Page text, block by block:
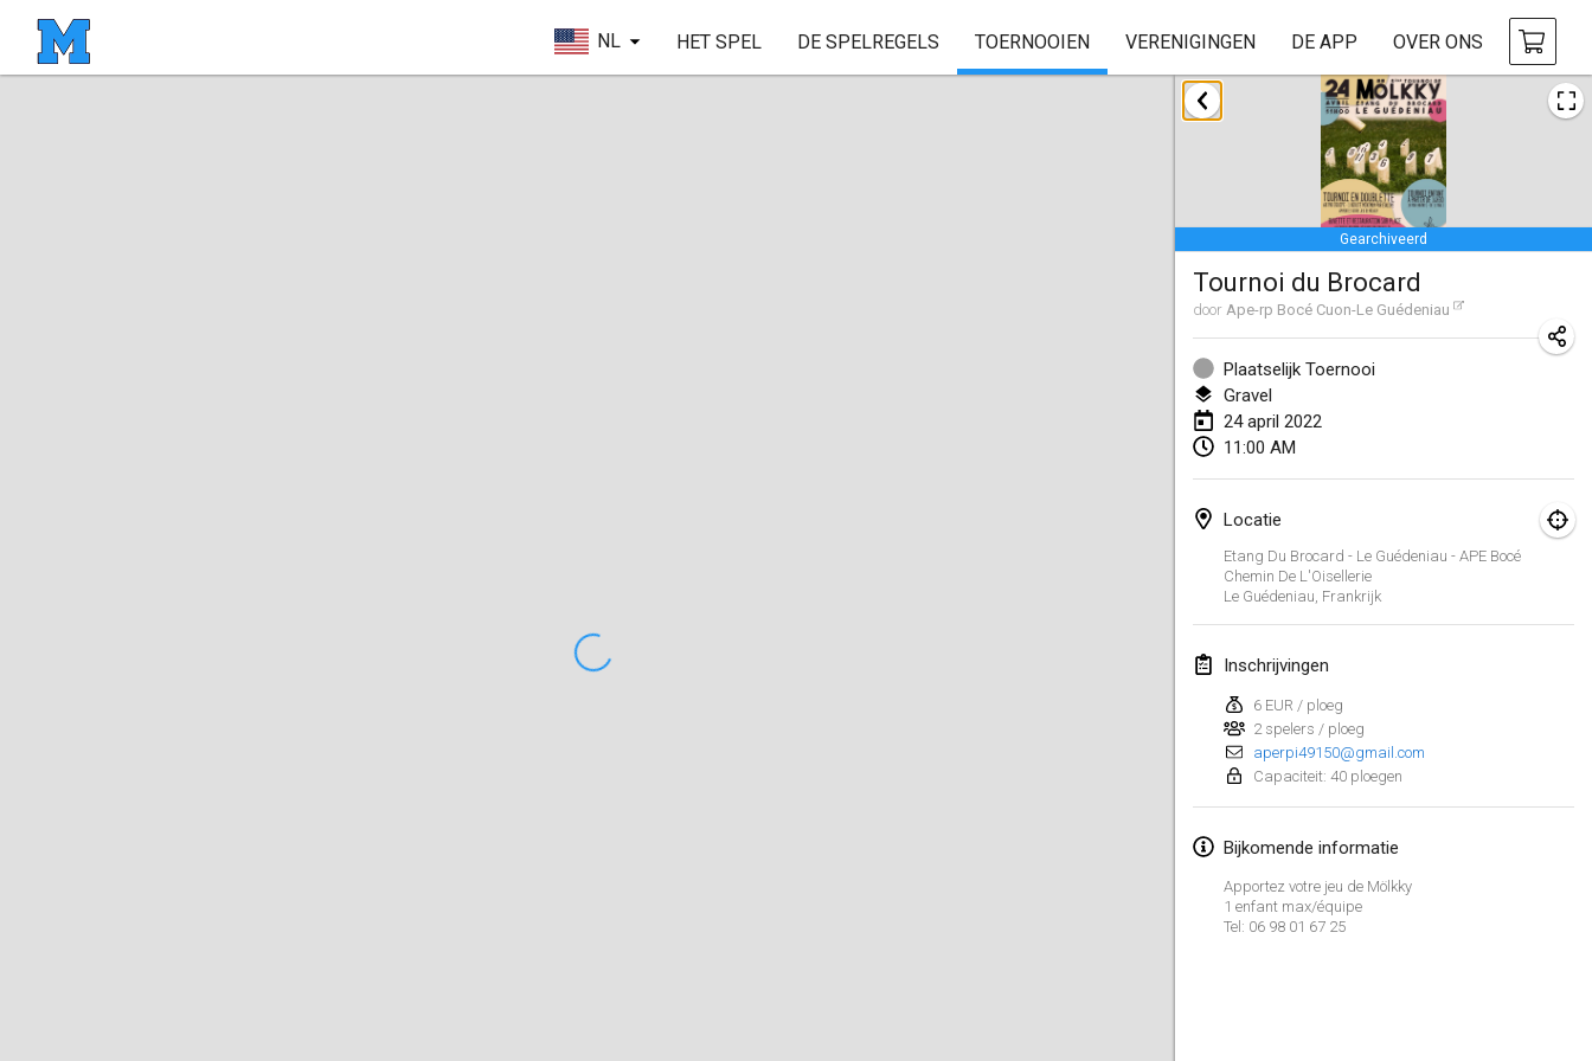
NL HET SPEL DE SPELREGELS TOERNOOIEN VERENIGINGEN DE APP OVER ONS
Gearchiveerd
Tournoi du Brocard
door Ape-rp Bocé Cuon-Le Guédeniau
Plaatselijk Toernooi
Gravel
24 april 2022
11:00 AM
Locatie
Etang Du Brocard - Le Guédeniau - APE Bocé
Chemin De L'Oisellerie
Le Guédeniau Frankrijk
Inschrijvingen
6 EUR / ploeg
2 spelers / ploeg
aperpi49150@gmail.com
Capaciteit: 40 ploegen
Bijkomende informatie
Apportez votre jeu de Mölkky
1 enfant max/équipe
Tel: 06 98 01 67 25
januari 2022
GEANNULEERD
Tournoi Mixte ASPTTOM
22 jan. 2022|Frankrijk
KKS Halli Duppeli
22 jan. 2022|Finland
Mölkky Tournament - Doubles
22 jan. 2022|Japan
Suomelan Mölkky-open
22 jan. 2022
23 jan. 2022
februari 2022
4 feb. 2022
GEANNULEERD
TangoMölkky
5 feb. 2022|Finland
12 feb. 2022|Finland
Yamagata Tournament
13 feb. 2022|